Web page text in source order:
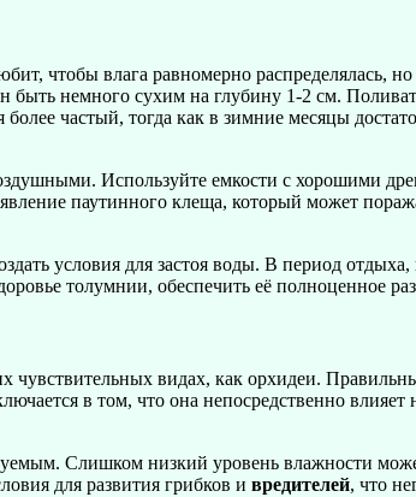
чтобы влага равномерно распределялась,
немного сухим на глубину 1-2 см.
частый, тогда как в зимние месяцы
Используйте емкости с хорошими
паутинного клеща, который может
условия для застоя воды. В период
толумнии, обеспечить её полноценное
чувствительных видах, как орхидеи.
в том, что она непосредственно влияет
Слишком низкий уровень влажности
для развития грибков и вредителей, что